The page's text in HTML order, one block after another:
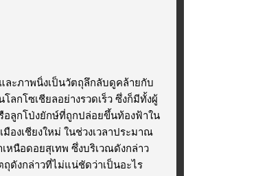
ละภาพนิ่งเป็นวัตถุลึกลับดูคล้ายกับ
กโซเชียลอย่างรวดเร็ว ซึ่งก็มีทั้งผู้
อลูกโป่งยักษ์ที่ถูกปล่อยขึ้นท้องฟ้าใน
องเชียงใหม่ ในช่วงเวลาประมาณ
หนือดอยสุเทพ ซึ่งบริเวณดังกล่าว
ถุดังกล่าวที่ไม่แน่ชัดว่าเป็นอะไร